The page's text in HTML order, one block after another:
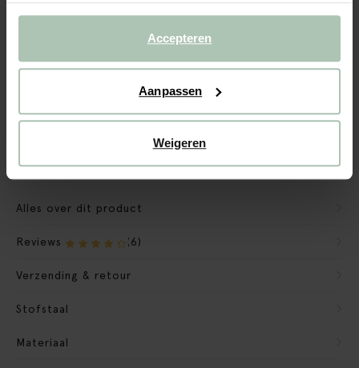
Accepteren
Aanpassen
Weigeren
We maken de bank gebruiksklaar
Verpakkingsmateriaal nemen we mee
Banken retourvoorwaarden
Alles over dit product
Reviews (6)
Verzending & retour
Stofstaal
Materiaal